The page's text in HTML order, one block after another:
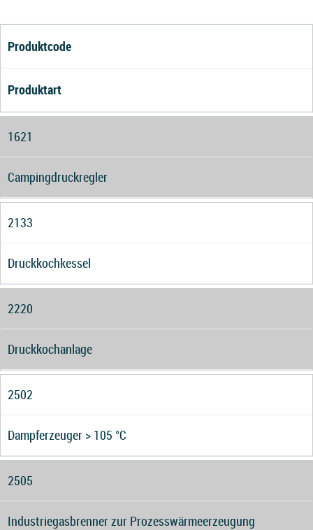
Produktcode
Produktart
1621
Campingdruckregler
2133
Druckkochkessel
2220
Druckkochanlage
2502
Dampferzeuger > 105 °C
2505
Industriegasbrenner zur Prozesswärmeerzeugung